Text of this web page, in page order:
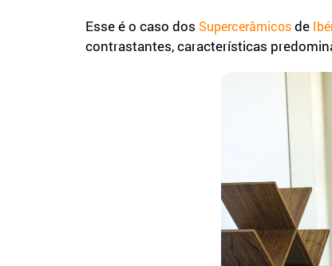
Esse é o caso dos Supercerâmicosde
contrastantes, características